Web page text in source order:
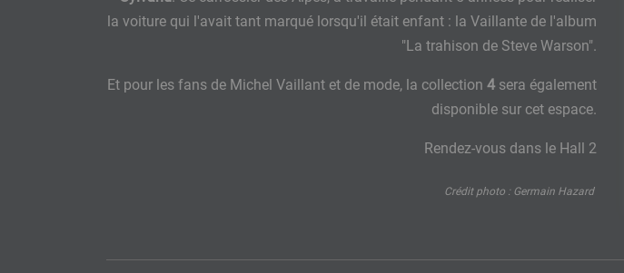
la voiture qui l'avait tant marqué lorsqu'il était enfant : la Vaillante de l'album
"La trahison de Steve Warson".
Et pour les fans de Michel Vaillant et de mode, la collection 4 sera également
disponible sur cet espace.
Rendez-vous dans le Hall 2
Crédit photo : Germain Hazard